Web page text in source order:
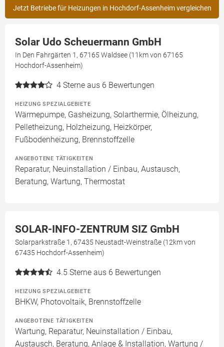
Jetzt Betriebe für Heizungen in Hochdorf-Assenheim vergleichen
Solar Udo Scheuermann GmbH
In Den Fahrgärten 1, 67165 Waldsee (11km von 67165
Hochdorf-Assenheim)
4 Sterne aus 6 Bewertungen
HEIZUNG SPEZIALGEBIETE
Wärmepumpe, Gasheizung, Solarthermie, Ölheizung,
Pelletheizung, Holzheizung, Heizkörper,
Fußbodenheizung, Brennstoffzelle
ANGEBOTENE TÄTIGKEITEN
Reparatur, Neuinstallation / Einbau, Austausch,
Beratung, Wartung, Thermostat
SOLAR-INFO-ZENTRUM SIZ GmbH
Solarparkstraße 1, 67435 Neustadt-Weinstraße (12km von
67435 Hochdorf-Assenheim)
4.5 Sterne aus 6 Bewertungen
HEIZUNG SPEZIALGEBIETE
BHKW, Photovoltaik, Brennstoffzelle
ANGEBOTENE TÄTIGKEITEN
Wartung, Reparatur, Neuinstallation / Einbau,
Austausch, Beratung, Anlage & Installation, Wartung /